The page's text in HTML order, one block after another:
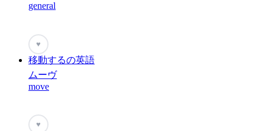
general
♥
移動するの英語
ムーヴ
move
♥